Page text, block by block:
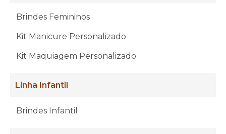
Brindes Femininos
Kit Manicure Personalizado
Kit Maquiagem Personalizado
Linha Infantil
Brindes Infantil